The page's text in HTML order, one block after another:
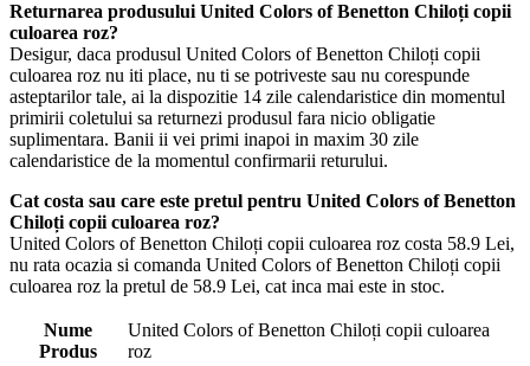
Returnarea produsului United Colors of Benetton Chiloți copii
culoarea roz?
Desigur, daca produsul United Colors of Benetton Chiloți copii
culoarea roz nu iti place, nu ti se potriveste sau nu corespunde
asteptarilor tale, ai la dispozitie 14 zile calendaristice din momentul
primirii coletului sa returnezi produsul fara nicio obligatie
suplimentara. Banii ii vei primi inapoi in maxim 30 zile
calendaristice de la momentul confirmarii returului.
Cat costa sau care este pretul pentru United Colors of Benetton
Chiloți copii culoarea roz?
United Colors of Benetton Chiloți copii culoarea roz costa 58.9 Lei,
nu rata ocazia si comanda United Colors of Benetton Chiloți copii
culoarea roz la pretul de 58.9 Lei, cat inca mai este in stoc.
Nume
Produs
United Colors of Benetton Chiloți copii culoarea
roz